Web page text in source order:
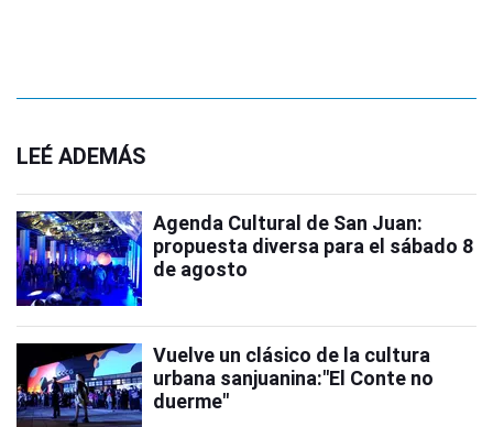
LEÉ ADEMÁS
Agenda Cultural de San Juan:
propuesta diversa para el sábado 8
de agosto
Vuelve un clásico de la cultura
urbana sanjuanina:"El Conte no
duerme"